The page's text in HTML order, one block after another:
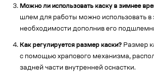
Можно ли использовать каску в зимнее
шлем для работы можно использовать в
необходимости дополнив его
Как регулируется размер каски? Размер
с помощью храпового механизма,
задней части внутренней оснастки.